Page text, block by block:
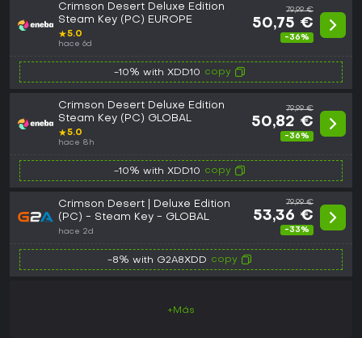
Crimson Desert Deluxe Edition
Steam Key (PC) EUROPE
★5.0
hace 6d
79,99 €
50,75 €
-36%
-10% with XDD10 copy
Crimson Desert Deluxe Edition
Steam Key (PC) GLOBAL
★5.0
hace 8h
79,99 €
50,82 €
-36%
-10% with XDD10 copy
Crimson Desert | Deluxe Edition
(PC) - Steam Key - GLOBAL
hace 2d
79,99 €
53,36 €
-33%
-8% with G2A8XDD copy
+Más